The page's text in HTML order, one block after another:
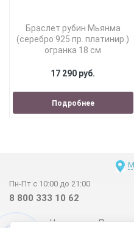
Браслет рубин Мьянма
(серебро 925 пр. платинир.)
огранка 18 см
17 290 руб.
Подробнее
Пн-Пт с 10:00 до 21:00
8 800 333 10 62
Новинки